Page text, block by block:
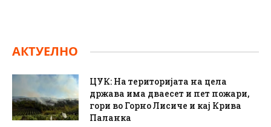
АКТУЕЛНО
ЦУК: На територијата на цела
држава има дваесет и пет пожари,
гори во Горно Лисиче и кај Крива
Паланка